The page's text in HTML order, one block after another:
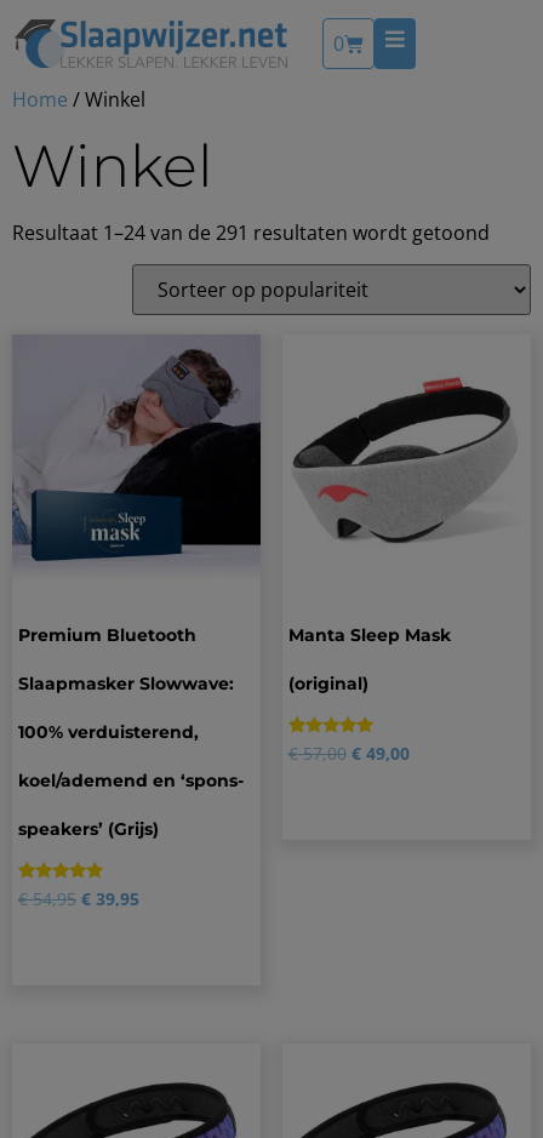
0
Home / Winkel
Winkel
Resultaat 1–24 van de 291 resultaten wordt getoond
Premium Bluetooth
Slaapmasker Slowwave:
100% verduisterend,
koel/ademend en ‘spons-
speakers’ (Grijs)
Gewaardeerd
4.85
34
€54,95 € 39,95
Manta Sleep Mask
(original)
Gewaardeerd
4.91
22
€57,00 €49,00